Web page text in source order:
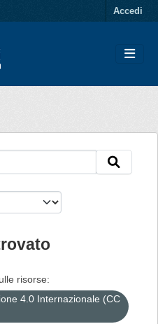
Accedi
risorse:
4.0 Internazionale (CC